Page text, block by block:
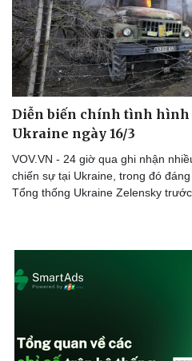
Doanh nghiệp
Thông tin doanh nghiệp
Doanh nghiệp 24h
Doanh nhân
Diễn biến chính tình hình
Ukraine ngày 16/3
VOV.VN - 24 giờ qua ghi nhận
chiến sự tại Ukraine, trong đó
Tổng thống Ukraine Zelensky